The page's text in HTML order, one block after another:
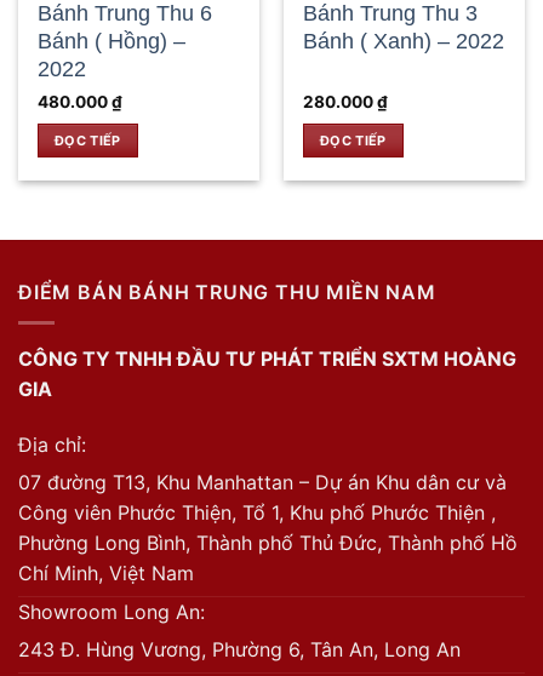
Bánh Trung Thu 6
Bánh ( Hồng) –
2022
480.000₫
ĐỌC TIẾP
Bánh Trung Thu 3
Bánh ( Xanh) – 2022
280.000₫
ĐỌC TIẾP
ĐIỂM BÁN BÁNH TRUNG THU MIỀN NAM
CÔNG TY TNHH ĐẦU TƯ PHÁT TRIỂN SXTM HOÀNG
GIA
Địa chỉ:
07 đường T13, Khu Manhattan – Dự án Khu dân cư và
Công viên Phước Thiện, Tổ 1, Khu phố Phước Thiện ,
Phường Long Bình, Thành phố Thủ Đức, Thành phố Hồ
Chí Minh, Việt Nam
Showroom Long An:
243 Đ. Hùng Vương, Phường 6, Tân An, Long An